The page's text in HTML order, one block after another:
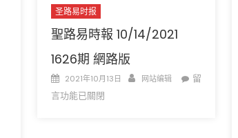
圣路易时报
聖路易時報 10/14/2021
1626期 網路版
Posted
on
2021年10月13日 Author
网站编辑
在
留
言功能已關閉
圣路易时报广告 圣路
了